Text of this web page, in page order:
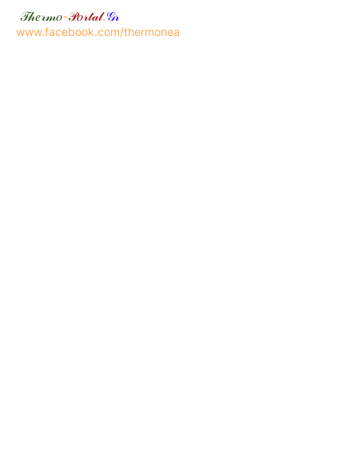
𝒯𝒽𝑒𝓇𝓂𝑜-𝒫𝑜𝓇𝓉𝒶𝓁.𝒢𝓇
www.facebook.com/thermonea